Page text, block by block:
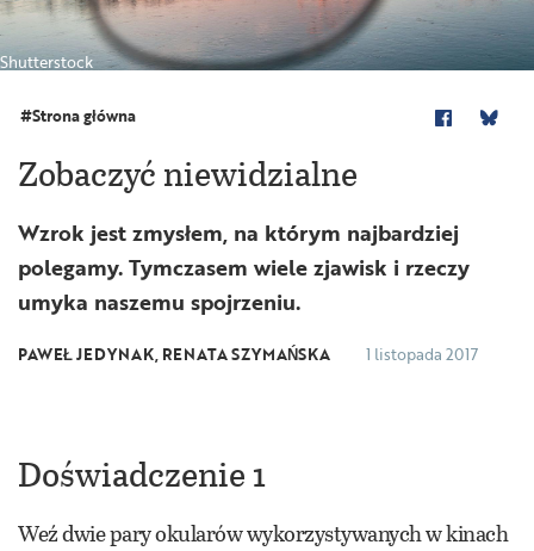
Shutterstock
Strona główna
Zobaczyć niewidzialne
Wzrok jest zmysłem, na którym najbardziej
polegamy. Tymczasem wiele zjawisk i rzeczy
umyka naszemu spojrzeniu.
PAWEŁ JEDYNAK, RENATA SZYMAŃSKA 1 listopada 2017
Doświadczenie 1
Weź dwie pary okularów wykorzystywanych w kinach